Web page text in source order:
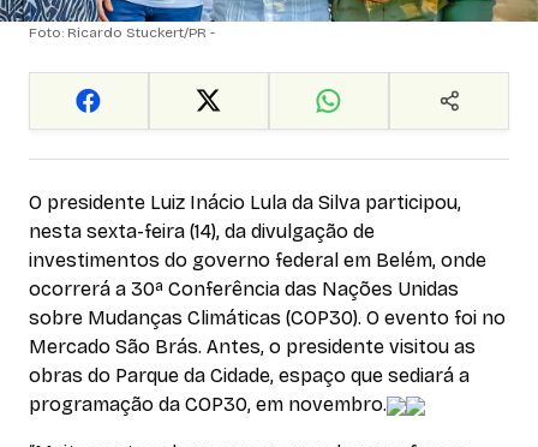
Foto: Ricardo Stuckert/PR -
O presidente Luiz Inácio Lula da Silva participou,
nesta sexta-feira (14), da divulgação de
investimentos do governo federal em Belém, onde
ocorrerá a 30ª Conferência das Nações Unidas
sobre Mudanças Climáticas (COP30). O evento foi no
Mercado São Brás. Antes, o presidente visitou as
obras do Parque da Cidade, espaço que sediará a
programação da COP30, em novembro.